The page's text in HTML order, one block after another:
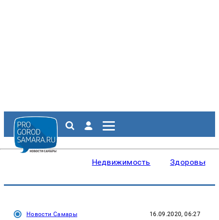
Недвижимость Здоровье
Новости Самары 16.09.2020, 06:27